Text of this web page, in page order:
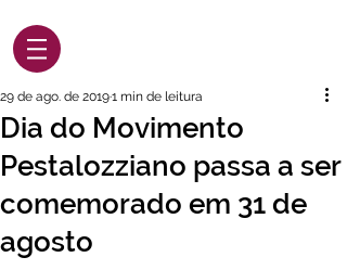
Dia do Movimento
Pestalozziano passa a ser
comemorado em 31 de
agosto
29 de ago. de 20191 min de leitura